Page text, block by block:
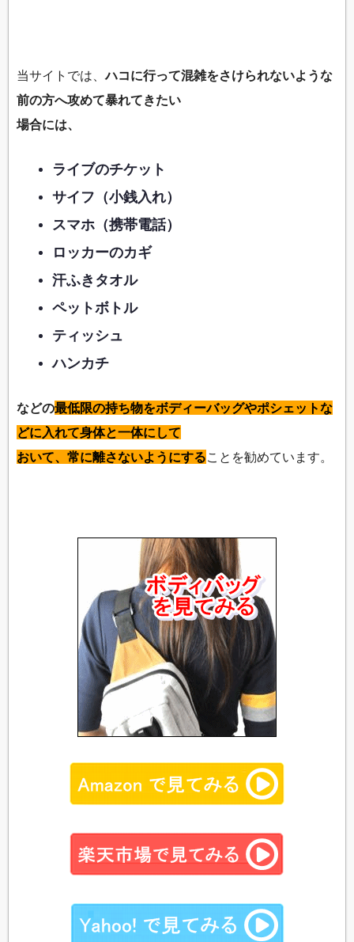
当サイトでは、ハコに行って混雑をさけられないような
前の方へ攻めて暴れてきたい
場合には、
ライブのチケット
サイフ（小銭入れ）
スマホ（携帯電話）
ロッカーのカギ
汗ふきタオル
ペットボトル
ティッシュ
ハンカチ
などの最低限の持ち物をボディーバッグやポシェットな
どに入れて身体と一体にして
おいて、常に離さないようにすることを勧めています。